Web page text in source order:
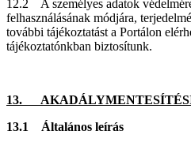
12.2 A személyes adatok
felhasználásának módjára,
további tájékoztatást a Portálon
tájékoztatónkban biztosítunk.
13.
13.1 Általános leírás